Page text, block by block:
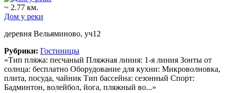
~ 2.77 км.
Дом у реки
деревня Вельяминово, уч12
Рубрики: Гостиницы
«Тип пляжа: песчаный Пляжная линия: 1-я линия Зонты от
солнца: бесплатно Оборудование для кухни: Микроволновка,
плита, посуда, чайник Тип бассейна: сезонный Спорт:
Бадминтон, волейбол, йога, пляжный во...»